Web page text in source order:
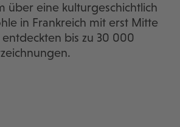
über eine kulturgeschichtlich
in Frankreich mit erst Mitte
bis zu 30 000